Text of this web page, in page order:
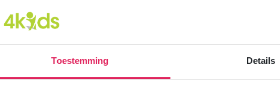
Toestemming Details
opvangadvies@4kids.nl